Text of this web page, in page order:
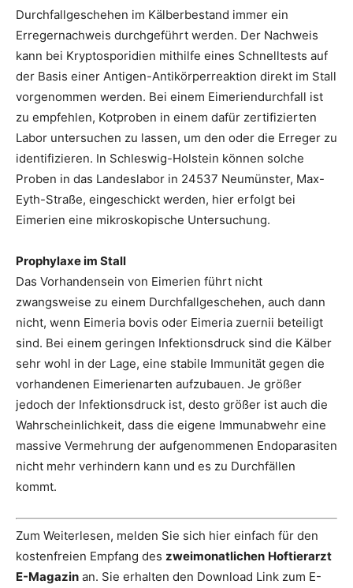
Durchfallgeschehen im Kälberbestand immer ein
Erregernachweis durchgeführt werden. Der Nachweis
kann bei Kryptosporidien mithilfe eines Schnelltests auf
der Basis einer Antigen-Antikörperreaktion direkt im Stall
vorgenommen werden. Bei einem Eimeriendurchfall ist
zu empfehlen, Kotproben in einem dafür zertifizierten
Labor untersuchen zu lassen, um den oder die Erreger zu
identifizieren. In Schleswig-Holstein können solche
Proben in das Landeslabor in 24537 Neumünster, Max-
Eyth-Straße, eingeschickt werden, hier erfolgt bei
Eimerien eine mikroskopische Untersuchung.
Prophylaxe im Stall
Das Vorhandensein von Eimerien führt nicht
zwangsweise zu einem Durchfallgeschehen, auch dann
nicht, wenn Eimeria bovis oder Eimeria zuernii beteiligt
sind. Bei einem geringen Infektionsdruck sind die Kälber
sehr wohl in der Lage, eine stabile Immunität gegen die
vorhandenen Eimerienarten aufzubauen. Je größer
jedoch der Infektionsdruck ist, desto größer ist auch die
Wahrscheinlichkeit, dass die eigene Immunabwehr eine
massive Vermehrung der aufgenommenen Endoparasiten
nicht mehr verhindern kann und es zu Durchfällen
kommt.
Zum Weiterlesen, melden Sie sich hier einfach für den
kostenfreien Empfang des zweimonatlichen Hoftierarzt
E-Magazin an. Sie erhalten den Download Link zum E-